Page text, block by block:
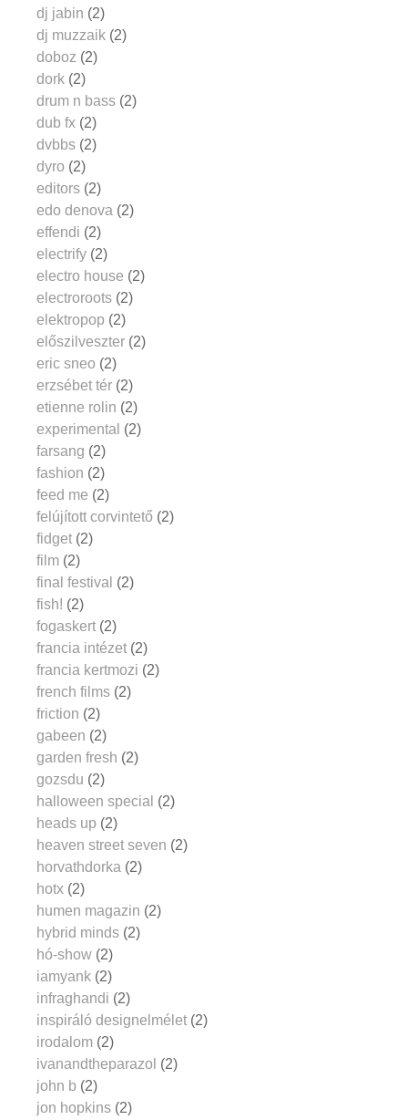
dj jabin (2)
dj muzzaik (2)
doboz (2)
dork (2)
drum n bass (2)
dub fx (2)
dvbbs (2)
dyro (2)
editors (2)
edo denova (2)
effendi (2)
electrify (2)
electro house (2)
electroroots (2)
elektropop (2)
előszilveszter (2)
eric sneo (2)
erzsébet tér (2)
etienne rolin (2)
experimental (2)
farsang (2)
fashion (2)
feed me (2)
felújított corvintető (2)
fidget (2)
film (2)
final festival (2)
fish! (2)
fogaskert (2)
francia intézet (2)
francia kertmozi (2)
french films (2)
friction (2)
gabeen (2)
garden fresh (2)
gozsdu (2)
halloween special (2)
heads up (2)
heaven street seven (2)
horvathdorka (2)
hotx (2)
humen magazin (2)
hybrid minds (2)
hó-show (2)
iamyank (2)
infraghandi (2)
inspiráló designelmélet (2)
irodalom (2)
ivanandtheparazol (2)
john b (2)
jon hopkins (2)